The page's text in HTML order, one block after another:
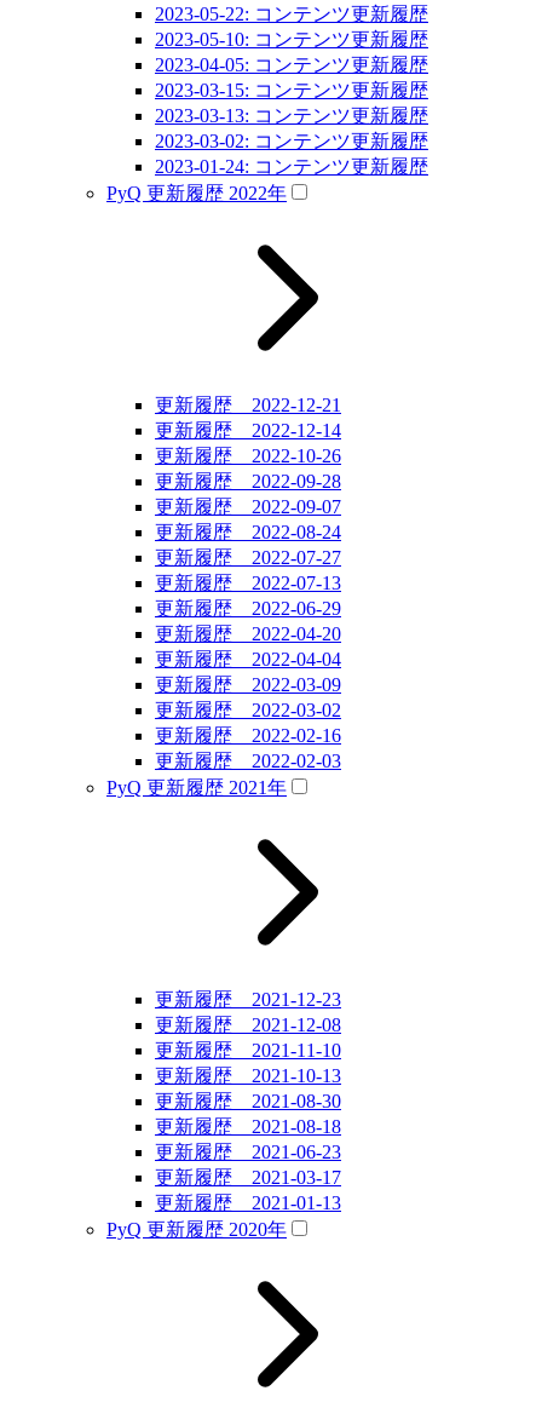
2023-05-22: コンテンツ更新履歴
2023-05-10: コンテンツ更新履歴
2023-04-05: コンテンツ更新履歴
2023-03-15: コンテンツ更新履歴
2023-03-13: コンテンツ更新履歴
2023-03-02: コンテンツ更新履歴
2023-01-24: コンテンツ更新履歴
PyQ 更新履歴 2022年
更新履歴 2022-12-21
更新履歴 2022-12-14
更新履歴 2022-10-26
更新履歴 2022-09-28
更新履歴 2022-09-07
更新履歴 2022-08-24
更新履歴 2022-07-27
更新履歴 2022-07-13
更新履歴 2022-06-29
更新履歴 2022-04-20
更新履歴 2022-04-04
更新履歴 2022-03-09
更新履歴 2022-03-02
更新履歴 2022-02-16
更新履歴 2022-02-03
PyQ 更新履歴 2021年
更新履歴 2021-12-23
更新履歴 2021-12-08
更新履歴 2021-11-10
更新履歴 2021-10-13
更新履歴 2021-08-30
更新履歴 2021-08-18
更新履歴 2021-06-23
更新履歴 2021-03-17
更新履歴 2021-01-13
PyQ 更新履歴 2020年